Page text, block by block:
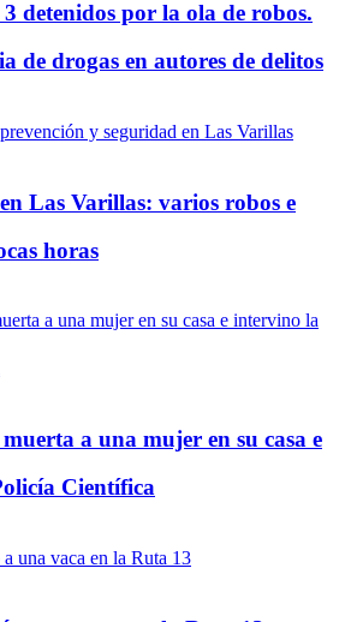
detenidos por la ola de robos.
de drogas en autores de delitos
Las Varillas: varios robos e
horas
a una mujer en su casa e
Científica